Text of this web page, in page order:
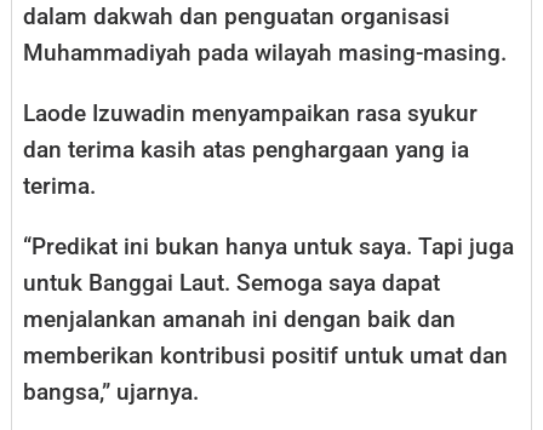
dalam dakwah dan penguatan organisasi
Muhammadiyah pada wilayah masing-masing.
Laode Izuwadin menyampaikan rasa syukur
dan terima kasih atas penghargaan yang ia
terima.
“Predikat ini bukan hanya untuk saya. Tapi juga
untuk Banggai Laut. Semoga saya dapat
menjalankan amanah ini dengan baik dan
memberikan kontribusi positif untuk umat dan
bangsa,” ujarnya.